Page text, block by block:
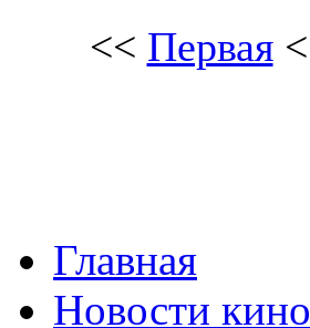
<< Первая<
Главная
Новости кино